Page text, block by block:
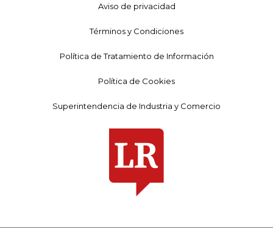
Aviso de privacidad
Términos y Condiciones
Política de Tratamiento de Información
Política de Cookies
Superintendencia de Industria y Comercio